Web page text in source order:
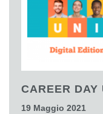
CAREER DAY
19 Maggio 2021